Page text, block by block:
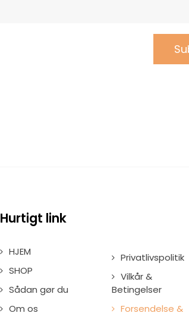
Hurtigt link
HJEM
SHOP
Sådan gør du
Om os
Privatlivspolitik
Vilkår &
Betingelser
Forsendelse &